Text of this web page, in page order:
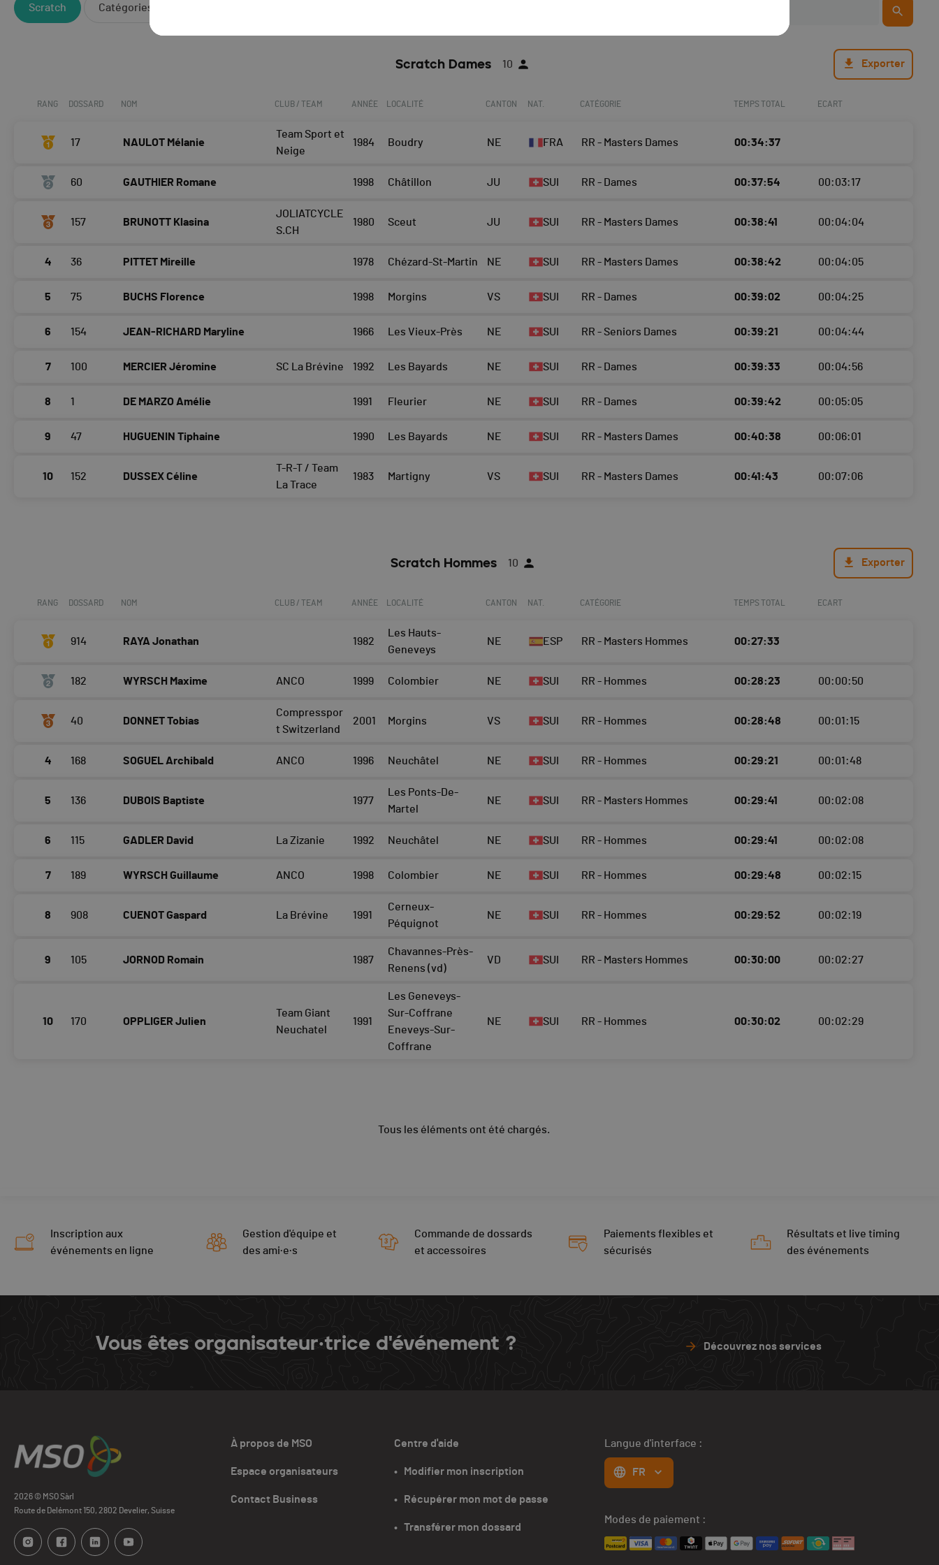
Scratch Catégories
Scratch Dames 10 Exporter
RANG DOSSARD NOM CLUB / TEAM ANNÉE LOCALITÉ CANTON NAT. CATÉGORIE TEMPS TOTAL ECART
17 NAULOT Mélanie
Team Sport et
Neige
1984 Boudry NE FRA RR - Masters Dames 00:34:37
60 GAUTHIER Romane 1998 Châtillon JU SUI RR - Dames 00:37:54 00:03:17
157 BRUNOTT Klasina
JOLIATCYCLE
S.CH
1980 Sceut JU SUI RR - Masters Dames 00:38:41 00:04:04
4 36 PITTET Mireille 1978 Chézard-St-Martin NE SUI RR - Masters Dames 00:38:42 00:04:05
5 75 BUCHS Florence 1998 Morgins VS SUI RR - Dames 00:39:02 00:04:25
6 154 JEAN-RICHARD Maryline 1966 Les Vieux-Près NE SUI RR - Seniors Dames 00:39:21 00:04:44
7 100 MERCIER Jéromine SC La Brévine 1992 Les Bayards NE SUI RR - Dames 00:39:33 00:04:56
8 1 DE MARZO Amélie 1991 Fleurier NE SUI RR - Dames 00:39:42 00:05:05
9 47 HUGUENIN Tiphaine 1990 Les Bayards NE SUI RR - Masters Dames 00:40:38 00:06:01
10 152 DUSSEX Céline
T-R-T / Team
La Trace
1983 Martigny VS SUI RR - Masters Dames 00:41:43 00:07:06
Scratch Hommes 10 Exporter
RANG DOSSARD NOM CLUB / TEAM ANNÉE LOCALITÉ CANTON NAT. CATÉGORIE TEMPS TOTAL ECART
914 RAYA Jonathan 1982
Les Hauts-
Geneveys
NE ESP RR - Masters Hommes 00:27:33
182 WYRSCH Maxime ANCO 1999 Colombier NE SUI RR - Hommes 00:28:23 00:00:50
40 DONNET Tobias
Compresspor
t Switzerland
2001 Morgins VS SUI RR - Hommes 00:28:48 00:01:15
4 168 SOGUEL Archibald ANCO 1996 Neuchâtel NE SUI RR - Hommes 00:29:21 00:01:48
5 136 DUBOIS Baptiste 1977
Les Ponts-De-
Martel
NE SUI RR - Masters Hommes 00:29:41 00:02:08
6 115 GADLER David La Zizanie 1992 Neuchâtel NE SUI RR - Hommes 00:29:41 00:02:08
7 189 WYRSCH Guillaume ANCO 1998 Colombier NE SUI RR - Hommes 00:29:48 00:02:15
8 908 CUENOT Gaspard La Brévine 1991
Cerneux-
Péquignot
NE SUI RR - Hommes 00:29:52 00:02:19
9 105 JORNOD Romain 1987
Chavannes-Près-
Renens (vd)
VD SUI RR - Masters Hommes 00:30:00 00:02:27
10 170 OPPLIGER Julien
Team Giant
Neuchatel
1991
Les Geneveys-
Sur-Coffrane
Eneveys-Sur-
Coffrane
NE SUI RR - Hommes 00:30:02 00:02:29
Tous les éléments ont été chargés.
Inscription aux
événements en ligne
Gestion d'équipe et
des ami·e·s
Commande de dossards
et accessoires
Paiements flexibles et
sécurisés
Résultats et live timing
des événements
Vous êtes organisateur·trice d'événement ? Découvrez nos services
2026 © MSO Sàrl
Route de Delémont 150, 2802 Develier, Suisse
À propos de MSO
Espace organisateurs
Contact Business
Centre d'aide
•   Modifier mon inscription
•   Récupérer mon mot de passe
•   Transférer mon dossard
Langue d'interface :
FR
Modes de paiement :